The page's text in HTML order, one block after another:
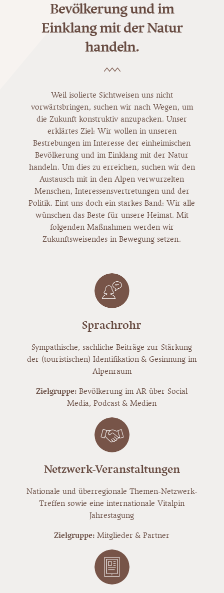
Bevölkerung und im
Einklang mit der Natur
handeln.
Weil isolierte Sichtweisen uns nicht
vorwärtsbringen, suchen wir nach Wegen, um
die Zukunft konstruktiv anzupacken. Unser
erklärtes Ziel: Wir wollen in unseren
Bestrebungen im Interesse der einheimischen
Bevölkerung und im Einklang mit der Natur
handeln. Um dies zu erreichen, suchen wir den
Austausch mit in den Alpen verwurzelten
Menschen, Interessensvertretungen und der
Politik. Eint uns doch ein starkes Band: Wir alle
wünschen das Beste für unsere Heimat. Mit
folgenden Maßnahmen werden wir
Zukunftsweisendes in Bewegung setzen.
Sprachrohr
Sympathische, sachliche Beiträge zur Stärkung
der (touristischen) Identifikation & Gesinnung im
Alpenraum
Zielgruppe: Bevölkerung im AR über Social
Media, Podcast & Medien
Netzwerk-Veranstaltungen
Nationale und überregionale Themen-Netzwerk-
Treffen sowie eine internationale Vitalpin
Jahrestagung
Zielgruppe: Mitglieder & Partner